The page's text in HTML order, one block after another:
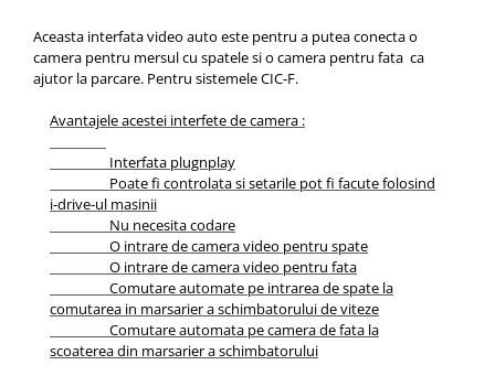
Aceasta interfata video auto este pentru a putea conecta o
camera pentru mersul cu spatele si o camera pentru fata ca
ajutor la parcare. Pentru sistemele CIC-F.
Avantajele acestei interfete de camera :
Interfata plugnplay
Poate fi controlata si setarile pot fi facute folosind
i-drive-ul masinii
Nu necesita codare
O intrare de camera video pentru spate
O intrare de camera video pentru fata
Comutare automate pe intrarea de spate la
comutarea in marsarier a schimbatorului de viteze
Comutare automata pe camera de fata la
scoaterea din marsarier a schimbatorului